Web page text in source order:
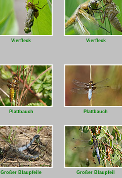
Vierfleck Vierfleck
Plattbauch Plattbauch
Großer Blaupfeile Großer Blaupfeil